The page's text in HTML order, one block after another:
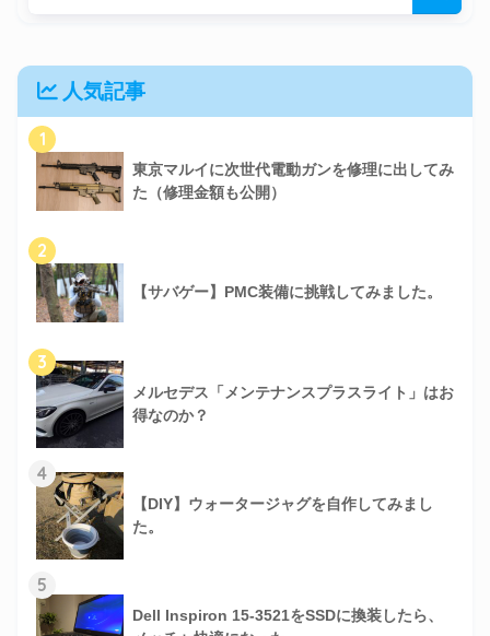
人気記事
1
東京マルイに次世代電動ガンを修理に出してみ
た（修理金額も公開）
2
【サバゲー】PMC装備に挑戦してみました。
3
メルセデス「メンテナンスプラスライト」はお
得なのか？
4
【DIY】ウォータージャグを自作してみまし
た。
5
Dell Inspiron 15-3521をSSDに換装したら、